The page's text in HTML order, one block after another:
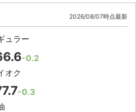
2026/08/07時点最新
ュラー
-0.2
オク
-0.3